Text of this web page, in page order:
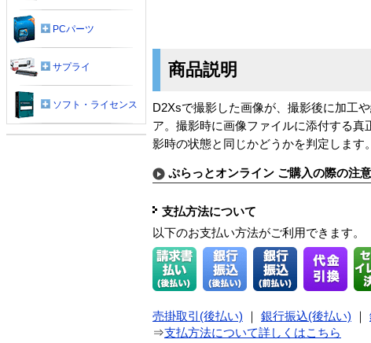
商品説明
D2Xsで撮影した画像が、撮影後に加工
ア。撮影時に画像ファイルに添付する
影時の状態と同じかどうかを判定します。
ぷらっとオンライン ご購入の際の注
支払方法について
以下のお支払い方法がご利用できます。
売掛取引(後払い) 銀行振込(後払い)
⇒支払方法について詳しくはこちら
PCパーツ
サプライ
ソフト・ライセンス